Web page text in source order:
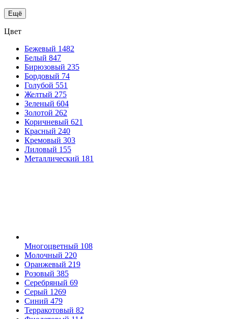
Ещё
Цвет
Бежевый 1482
Белый 847
Бирюзовый 235
Бордовый 74
Голубой 551
Желтый 275
Зеленый 604
Золотой 262
Коричневый 621
Красный 240
Кремовый 303
Лиловый 155
Металлический 181
Многоцветный 108
Молочный 220
Оранжевый 219
Розовый 385
Серебряный 69
Серый 1269
Синий 479
Терракотовый 82